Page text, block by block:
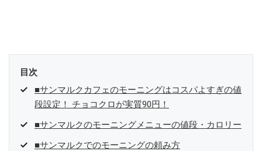
目次
■サンマルクカフェのモーニングはコスパよすぎの値
段設定！ チョコクロが実質90円！
■サンマルクのモーニングメニューの値段・カロリー
■サンマルクでのモーニングの頼み方